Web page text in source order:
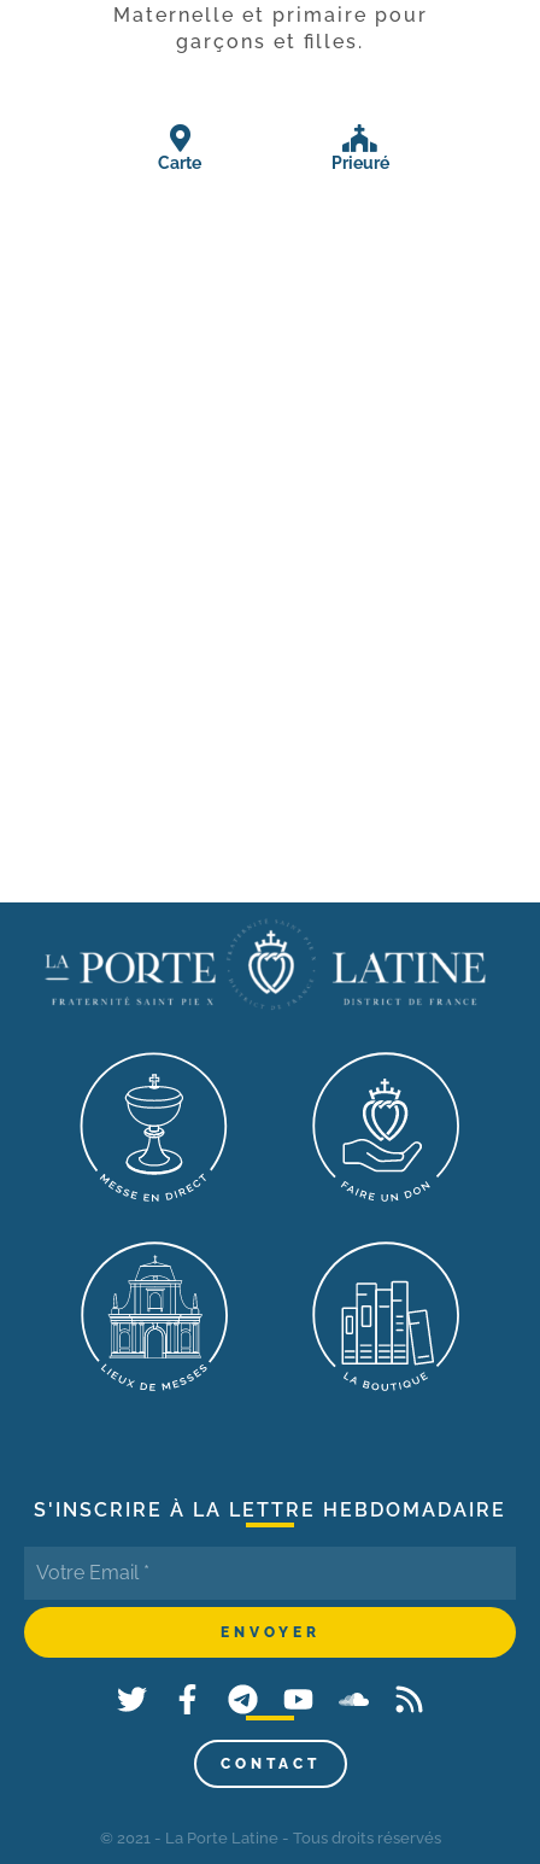
Maternelle et primaire pour
garçons et filles.
Carte Prieuré
S'INSCRIRE À LA LETTRE HEBDOMADAIRE
CONTACT
© 2021 - La Porte Latine - Tous droits réservés